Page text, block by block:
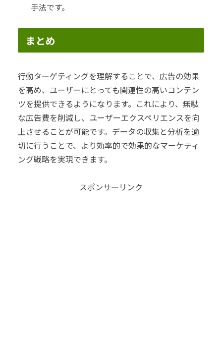
手法です。
まとめ
行動ターゲティングを理解することで、広告の効果
を高め、ユーザーにとっても関連性の高いコンテン
ツを提供できるようになります。これにより、無駄
な広告費を削減し、ユーザーエクスペリエンスを向
上させることが可能です。データの収集と分析を適
切に行うことで、より効率的で効果的なマーケティ
ング戦略を実現できます。
スポンサーリンク